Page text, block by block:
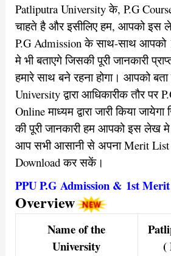
Patliputra University के, P.G
चाहते है और इसीलिए हम, आपको इस
P.G Admission के साथ-साथ आपको
मे भी बताएगे जिसकी पूरी जानकारी
हमारे साथ बने रहना होगा। आपको बता
University द्वारा आधिकारीक तौर पर
Online माध्यम द्वारा जारी किया
की पूरी जानकारी हम आपको इस लेख मे
आप सभी आसानी से अपना Merit List
Download कर सकें।
PPU P.G Admission & 1st
Overview
Name of the
University
(